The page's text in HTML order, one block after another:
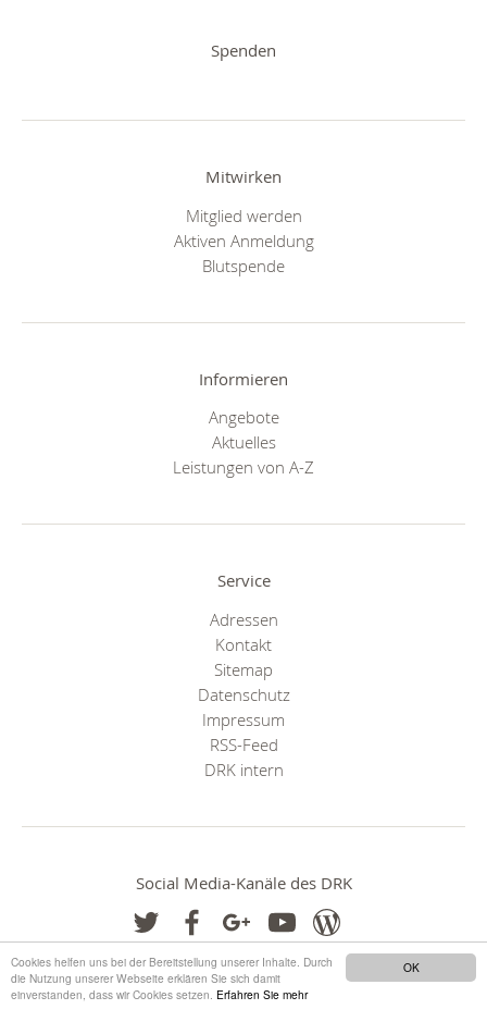
OK
Cookies helfen uns bei der Bereitstellung unserer Inhalte. Durch
die Nutzung unserer Webseite erklären Sie sich damit
einverstanden, dass wir Cookies setzen. Erfahren Sie mehr
Spenden
Mitwirken
Mitglied werden
Aktiven Anmeldung
Blutspende
Informieren
Angebote
Aktuelles
Leistungen von A-Z
Service
Adressen
Kontakt
Sitemap
Datenschutz
Impressum
RSS-Feed
DRK intern
Social Media-Kanäle des DRK